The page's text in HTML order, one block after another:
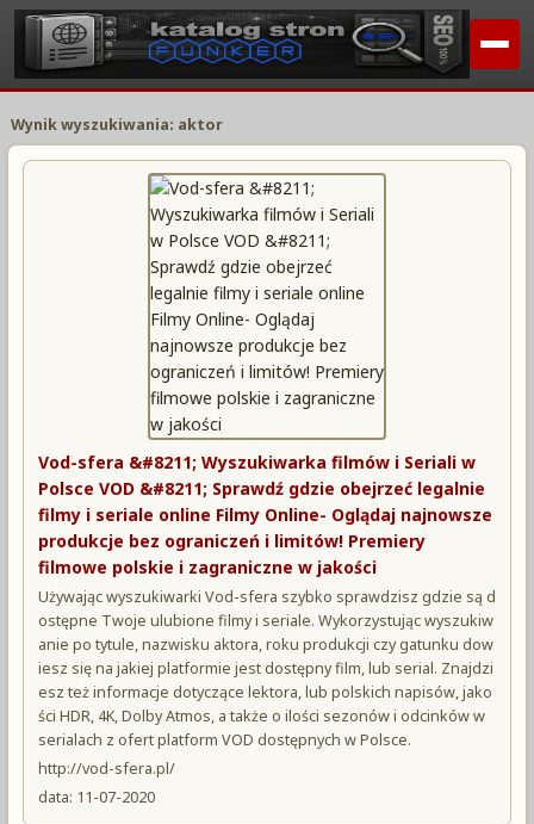
Wynik wyszukiwania: aktor
Vod-sfera &#8211; Wyszukiwarka filmów i Seriali w
Polsce VOD &#8211; Sprawdź gdzie obejrzeć legalnie
filmy i seriale online Filmy Online- Oglądaj najnowsze
produkcje bez ograniczeń i limitów! Premiery
filmowe polskie i zagraniczne w jakości
Używając wyszukiwarki Vod-sfera szybko sprawdzisz gdzie są d
ostępne Twoje ulubione filmy i seriale. Wykorzystując wyszukiw
anie po tytule, nazwisku aktora, roku produkcji czy gatunku dow
iesz się na jakiej platformie jest dostępny film, lub serial. Znajdzi
esz też informacje dotyczące lektora, lub polskich napisów, jako
ści HDR, 4K, Dolby Atmos, a także o ilości sezonów i odcinków w
serialach z ofert platform VOD dostępnych w Polsce.
http://vod-sfera.pl/
data: 11-07-2020